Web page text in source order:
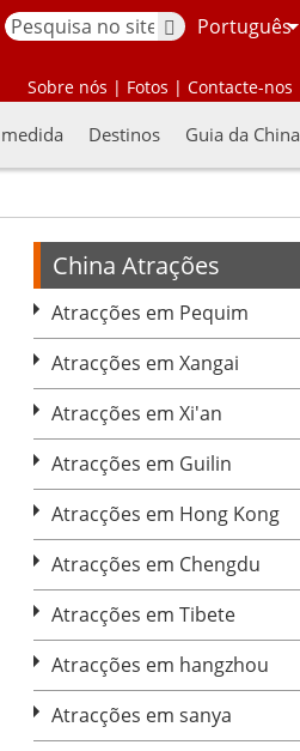
Português
Sobre nós | Fotos | Contacte-nos
Destinos Guia da China
China Atrações
Atracções em Pequim
Atracções em Xangai
Atracções em Xi'an
Atracções em Guilin
Atracções em Hong Kong
Atracções em Chengdu
Atracções em Tibete
Atracções em hangzhou
Atracções em sanya